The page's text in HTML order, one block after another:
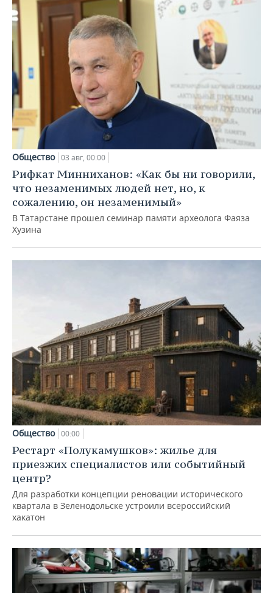
Общество 03 авг, 00:00
Рифкат Минниханов: «Как бы ни говорили,
что незаменимых людей нет, но, к
сожалению, он незаменимый»
В Татарстане прошел семинар памяти археолога Фаяза
Хузина
Общество 00:00
Рестарт «Полукамушков»: жилье для
приезжих специалистов или событийный
центр?
Для разработки концепции реновации исторического
квартала в Зеленодольске устроили всероссийский
хакатон